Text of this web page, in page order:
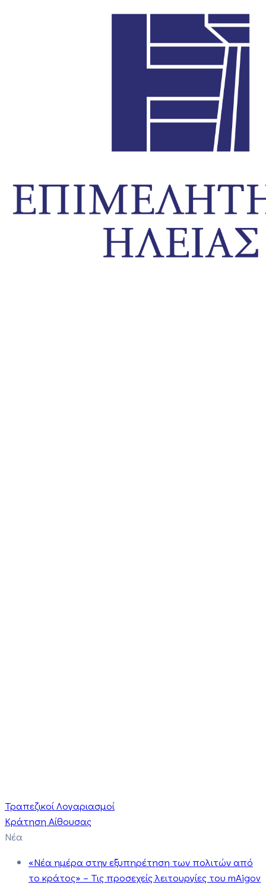
Τραπεζικοί Λογαριασμοί
Κράτηση Αίθουσας
Νέα
«Νέα ημέρα στην εξυπηρέτηση των πολιτών από
το κράτος» – Τις προσεχείς λειτουργίες του mAigov